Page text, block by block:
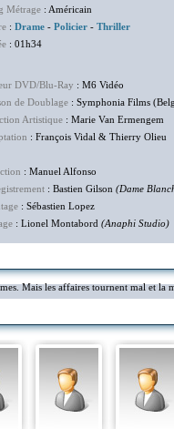
Métrage : Américain
: Drame - Policier - Thriller
: 01h34
DVD/Blu-Ray : M6 Vidéo
de Doublage : Symphonia Films
Artistique : Marie Van Ermengem
: François Vidal & Thierry Olieu
: Manuel Alfonso
: Bastien Gilson (Dame
: Sébastien Lopez
: Lionel Montabord (Anaphi Studio)
Mais les affaires tournent mal et la